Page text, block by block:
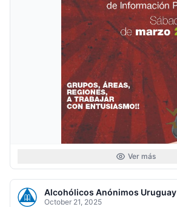
Ver más
Alcohólicos Anónimos Uruguay
October 21, 2025